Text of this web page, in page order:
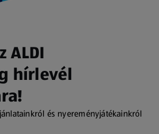
ALDI
hírlevél
és nyereményjátékainkról